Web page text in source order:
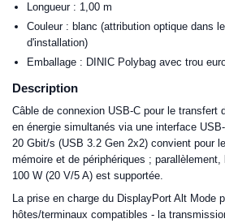
Longueur : 1,00 m
Couleur : blanc (attribution optique dans
d'installation)
Emballage : DINIC Polybag avec trou
Description
Câble de connexion USB-C pour le transfert
en énergie simultanés via une interface
20 Gbit/s (USB 3.2 Gen 2x2) convient pour
mémoire et de périphériques ;
100 W (20 V/5 A) est supportée.
La prise en charge du DisplayPort Alt Mode
hôtes/terminaux compatibles - la